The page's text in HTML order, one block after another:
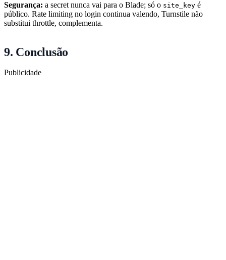
Segurança: a secret nunca vai para o Blade; só o site_key é
público. Rate limiting no login continua valendo, Turnstile não
substitui throttle, complementa.
9. Conclusão
Publicidade